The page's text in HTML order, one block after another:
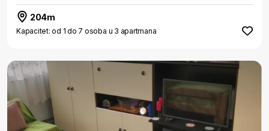
204m
Kapacitet: od 1 do 7 osoba u 3 apartmana